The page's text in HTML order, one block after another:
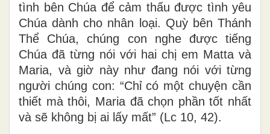
tình bên Chúa để cảm thấu được tình yêu
Chúa dành cho nhân loại. Quỳ bên Thánh
Thể Chúa, chúng con nghe được tiếng
Chúa đã từng nói với hai chị em Matta và
Maria, và giờ này như đang nói với từng
người chúng con: “Chỉ có một chuyện cần
thiết mà thôi, Maria đã chọn phần tốt nhất
và sẽ không bị ai lấy mất” (Lc 10, 42).